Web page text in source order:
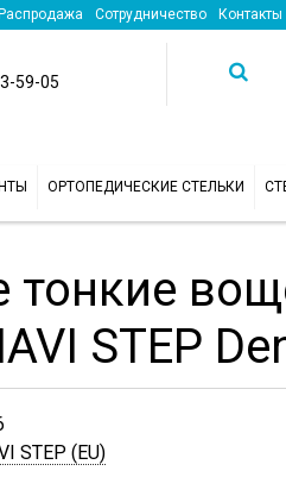
Распродажа Сотрудничество Контакты
59-05
ОРТОПЕДИЧЕСКИЕ СТЕЛЬКИ
тонкие
STEP
STEP (EU)